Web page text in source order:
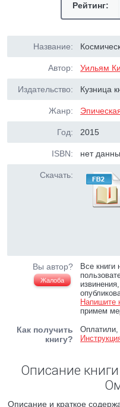
Рейтинг:
Название:
Автор: Уильям
Издательство: Кузница
Жанр:
Год: 2015
ISBN: нет
Скачать:
Вы автор?
Жалоба
Все книги
Напишите
примем
Как получить
книгу?
Оплатили,
Описание
Описание и краткое